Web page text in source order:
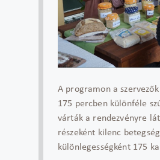
A programon a
175 percben különféle
várták a rendezvényre
részeként kilenc
különlegességként 175